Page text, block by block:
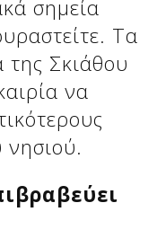
σημεία
Τα
της Σκιάθου
να
νησιού.